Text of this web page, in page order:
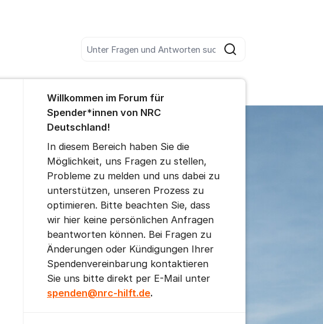
Suche
Willkommen im Forum für
Spender*innen von NRC
Deutschland!
In diesem Bereich haben Sie die
Möglichkeit, uns Fragen zu stellen,
Probleme zu melden und uns dabei zu
unterstützen, unseren Prozess zu
optimieren. Bitte beachten Sie, dass
wir hier keine persönlichen Anfragen
beantworten können. Bei Fragen zu
Änderungen oder Kündigungen Ihrer
Spendenvereinbarung kontaktieren
Sie uns bitte direkt per E-Mail unter
spenden@nrc-hilft.de.